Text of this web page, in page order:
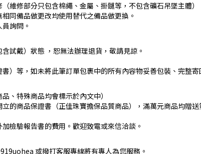
維修部分只包含棉繩、金屬、掛鏈等，不包含礦石吊墜主體）
同備品做更改均使用替代之備品做更換。
詢問。
試戴）狀態 ，恕無法辦理退貨，敬請見諒。
）等，如未將此筆訂單包裹中的所有內容物妥善包裝、完整寄
、特殊商品均會標示於內文中）
的商品保證書（正佳珠寶擔保品質商品），滿萬元商品均贈
檢驗報告書的費用。歡迎致電或來信洽談。
或撥打客服專線將有專人為您服務。